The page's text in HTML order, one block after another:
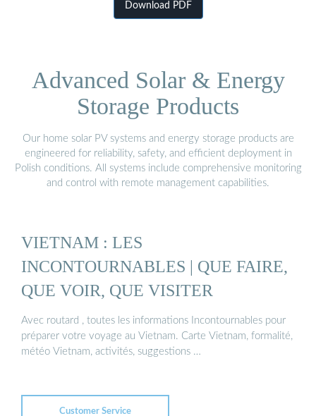
Download PDF
Advanced Solar & Energy
Storage Products
Our home solar PV systems and energy storage products are
engineered for reliability, safety, and efficient deployment in
Polish conditions. All systems include comprehensive monitoring
and control with remote management capabilities.
VIETNAM : LES
INCONTOURNABLES | QUE FAIRE,
QUE VOIR, QUE VISITER
Avec routard , toutes les informations Incontournables pour
préparer votre voyage au Vietnam. Carte Vietnam, formalité,
météo Vietnam, activités, suggestions …
Customer Service